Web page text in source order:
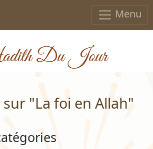
Menu
Du Jour
"La foi en Allah"